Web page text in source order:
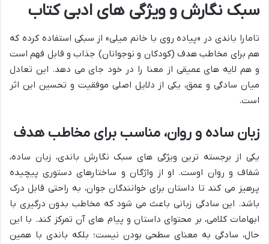
سبک نگارش و ویژگی های ادبی کتاب
تامارا باندی در «پیاده روی با خانم میلی» از سبکی استفاده کرده که
هم برای مخاطب هدف (کودکان و نوجوانان) جذاب و قابل فهم است
و هم لایه های عمیقی از معنا را در خود جای می دهد. این تعادل
میان سادگی و عمق، یکی از دلایل اصلی موفقیت و تحسین این اثر
است.
زبان ساده و روان، مناسب برای مخاطب هدف
یکی از برجسته ترین ویژگی های سبک نگارش باندی، زبان ساده،
شفاف و روان اوست. او از واژگان و ساختارهای دستوری پیچیده
پرهیز می کند تا داستان برای خوانندگان جوان، به راحتی قابل درک
باشد. این سادگی زبانی باعث می شود که مخاطب بدون درگیری با
ابهامات کلامی، بر محتوای داستان و پیام های آن تمرکز کند. با این
حال، سادگی به معنای سطحی بودن نیست؛ بلکه باندی با همین